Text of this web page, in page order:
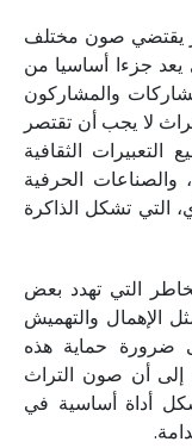
يقتضي صون مختلف
يعد جزءا أساسيا من
والمشاركون
لا يجب أن تقتصر
الثقافية
والصناعات الحرفية
التي تشكل الذاكرة
التي تهدد بعض
الإهمال والتهميش
ضرورة حماية هذه
إلى أن صون التراث
أداة أساسية في